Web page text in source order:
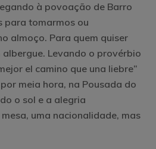
à povoação de Barro
para tomarmos ou
almoço. Para quem quiser
Levando o provérbio
el camino que una liebre”
meia hora, na Pousada do
o sol e a alegria
mesa, uma nacionalidade, mas